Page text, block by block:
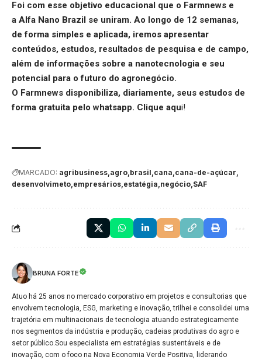
Foi com esse objetivo educacional que o Farmnews e
a Alfa Nano Brazil se uniram. Ao longo de 12 semanas,
de forma simples e aplicada, iremos apresentar
conteúdos, estudos, resultados de pesquisa e de campo,
além de informações sobre a nanotecnologia e seu
potencial para o futuro do agronegócio.
O Farmnews disponibiliza, diariamente, seus estudos de
forma gratuita pelo whatsapp. Clique aqui!
MARCADO: agribusiness agro brasil cana cana-de-açúcar
desenvolvimeto empresários estatégia negócio SAF
BRUNA FORTE
Atuo há 25 anos no mercado corporativo em projetos e consultorias que
envolvem tecnologia, ESG, marketing e inovação, trilhei e consolidei uma
trajetória em multinacionais de tecnologia atuando estrategicamente
nos segmentos da indústria e produção, cadeias produtivas do agro e
setor público.Sou especialista em estratégias sustentáveis e de
inovação, com o foco na Nova Economia Verde Positiva, liderando